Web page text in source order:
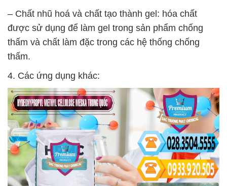
– Chất nhũ hoá và chất tạo thành gel: hóa chất
được sử dụng để làm gel trong sản phẩm chống
thấm và chất làm đặc trong các hệ thống chống
thấm.
4. Các ứng dụng khác: